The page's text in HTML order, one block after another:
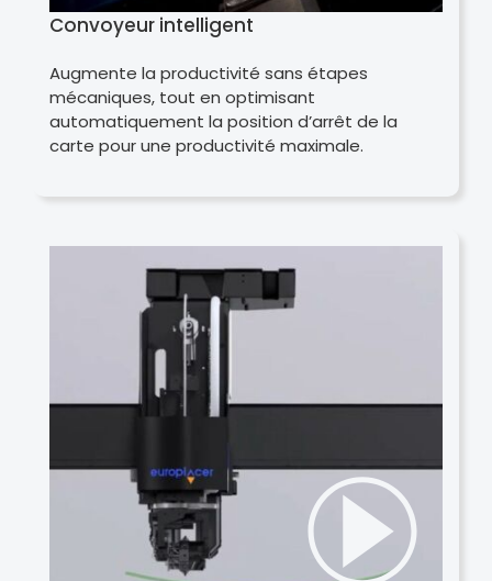
Convoyeur intelligent
Augmente la productivité sans étapes
mécaniques, tout en optimisant
automatiquement la position d’arrêt de la
carte pour une productivité maximale.